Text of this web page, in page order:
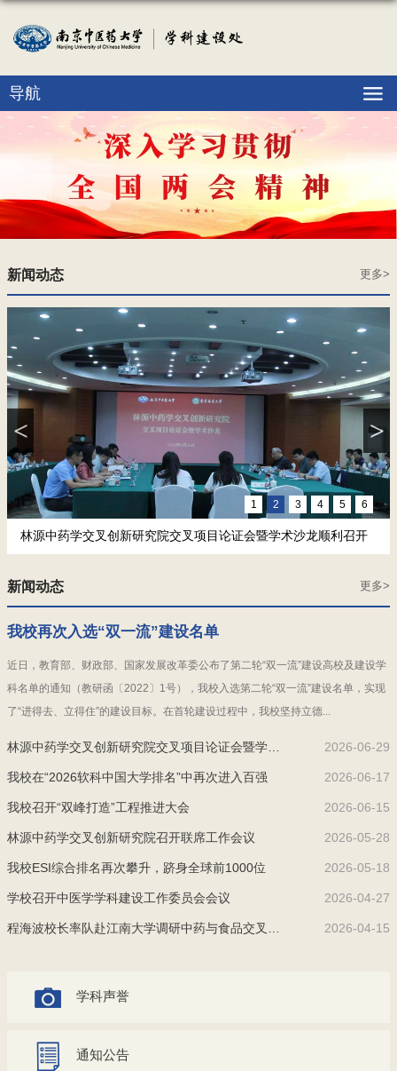
导航
新闻动态 更多>
林源中药学交叉创新研究院交叉项目论证会暨学术沙龙顺利召开
< >
1 2 3 4 5 6
新闻动态 更多>
我校再次入选“双一流”建设名单
近日，教育部、财政部、国家发展改革委公布了第二轮“双一流”建设高校及建设学
科名单的通知（教研函〔2022〕1号），我校入选第二轮“双一流”建设名单，实现
了“进得去、立得住”的建设目标。在首轮建设过程中，我校坚持立德...
2026-06-29
我校在“2026软科中国大学排名”中再次进入百强 2026-06-17
我校召开“双峰打造”工程推进大会 2026-06-15
林源中药学交叉创新研究院召开联席工作会议 2026-05-28
我校ESI综合排名再次攀升，跻身全球前1000位 2026-05-18
学校召开中医学学科建设工作委员会会议 2026-04-27
2026-04-15
学科声誉
通知公告